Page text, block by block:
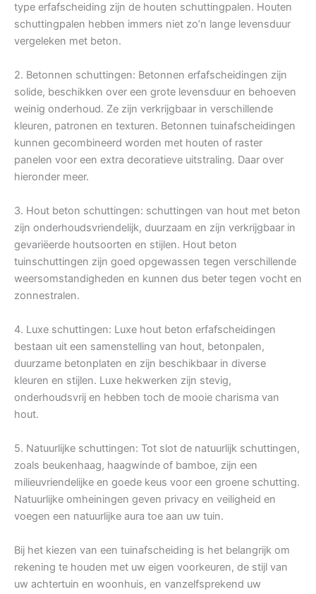
type erfafscheiding zijn de houten schuttingpalen. Houten
schuttingpalen hebben immers niet zo’n lange levensduur
vergeleken met beton.
2. Betonnen schuttingen: Betonnen erfafscheidingen zijn
solide, beschikken over een grote levensduur en behoeven
weinig onderhoud. Ze zijn verkrijgbaar in verschillende
kleuren, patronen en texturen. Betonnen tuinafscheidingen
kunnen gecombineerd worden met houten of raster
panelen voor een extra decoratieve uitstraling. Daar over
hieronder meer.
3. Hout beton schuttingen: schuttingen van hout met beton
zijn onderhoudsvriendelijk, duurzaam en zijn verkrijgbaar in
gevariëerde houtsoorten en stijlen. Hout beton
tuinschuttingen zijn goed opgewassen tegen verschillende
weersomstandigheden en kunnen dus beter tegen vocht en
zonnestralen.
4. Luxe schuttingen: Luxe hout beton erfafscheidingen
bestaan uit een samenstelling van hout, betonpalen,
duurzame betonplaten en zijn beschikbaar in diverse
kleuren en stijlen. Luxe hekwerken zijn stevig,
onderhoudsvrij en hebben toch de mooie charisma van
hout.
5. Natuurlijke schuttingen: Tot slot de natuurlijk schuttingen,
zoals beukenhaag, haagwinde of bamboe, zijn een
milieuvriendelijke en goede keus voor een groene schutting.
Natuurlijke omheiningen geven privacy en veiligheid en
voegen een natuurlijke aura toe aan uw tuin.
Bij het kiezen van een tuinafscheiding is het belangrijk om
rekening te houden met uw eigen voorkeuren, de stijl van
uw achtertuin en woonhuis, en vanzelfsprekend uw